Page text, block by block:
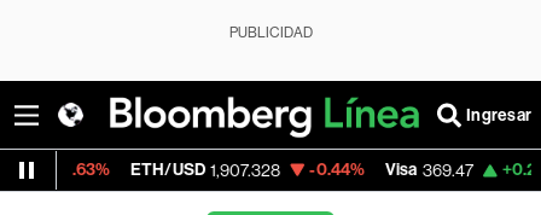
PUBLICIDAD
Ingresar
ETH/USD 1,907.328 -0.44% Visa 369.47 +0.25%